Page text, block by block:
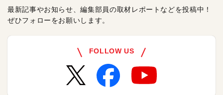
最新記事やお知らせ、編集部員の取材レポートなどを投稿中！
ぜひフォローをお願いします。
FOLLOW US